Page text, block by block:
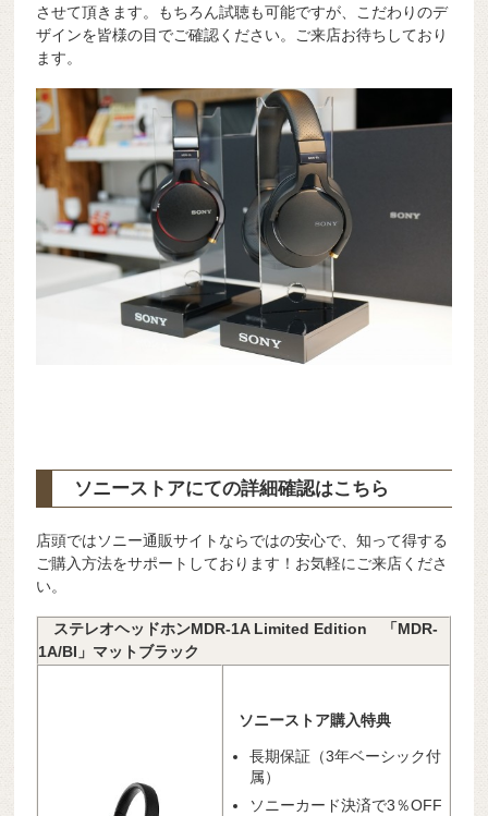
させて頂きます。もちろん試聴も可能ですが、こだわりのデ
ザインを皆様の目でご確認ください。ご来店お待ちしており
ます。
ソニーストアにての詳細確認はこちら
店頭ではソニー通販サイトならではの安心で、知って得する
ご購入方法をサポートしております！お気軽にご来店くださ
い。
ステレオヘッドホンMDR-1A Limited Edition 「MDR-
1A/BI」マットブラック
ソニーストア購入特典
長期保証（3年ベーシック付
属）
ソニーカード決済で3％OFF